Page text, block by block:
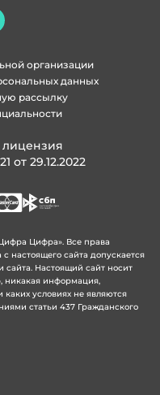
рассылку
данных
организации
лицензия
от 29.12.2022
Цифра». Все права
настоящего сайта допускается
Настоящий сайт носит
никакая информация,
условиях не являются
статьи 437 Гражданского